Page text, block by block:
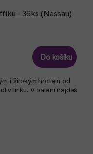
- 36ks (Nassau)
Do košíku
i širokým hrotem od
linku. V balení najdeš